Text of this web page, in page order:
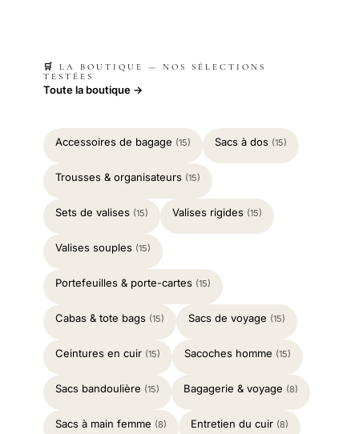
🛒 LA BOUTIQUE — NOS SÉLECTIONS
TESTÉES
Toute la boutique →
Accessoires de bagage (15) Sacs à dos (15)
Trousses & organisateurs (15)
Sets de valises (15) Valises rigides (15)
Valises souples (15)
Portefeuilles & porte-cartes (15)
Cabas & tote bags (15) Sacs de voyage (15)
Ceintures en cuir (15) Sacoches homme (15)
Sacs bandoulière (15) Bagagerie & voyage (8)
Sacs à main femme (8) Entretien du cuir (8)